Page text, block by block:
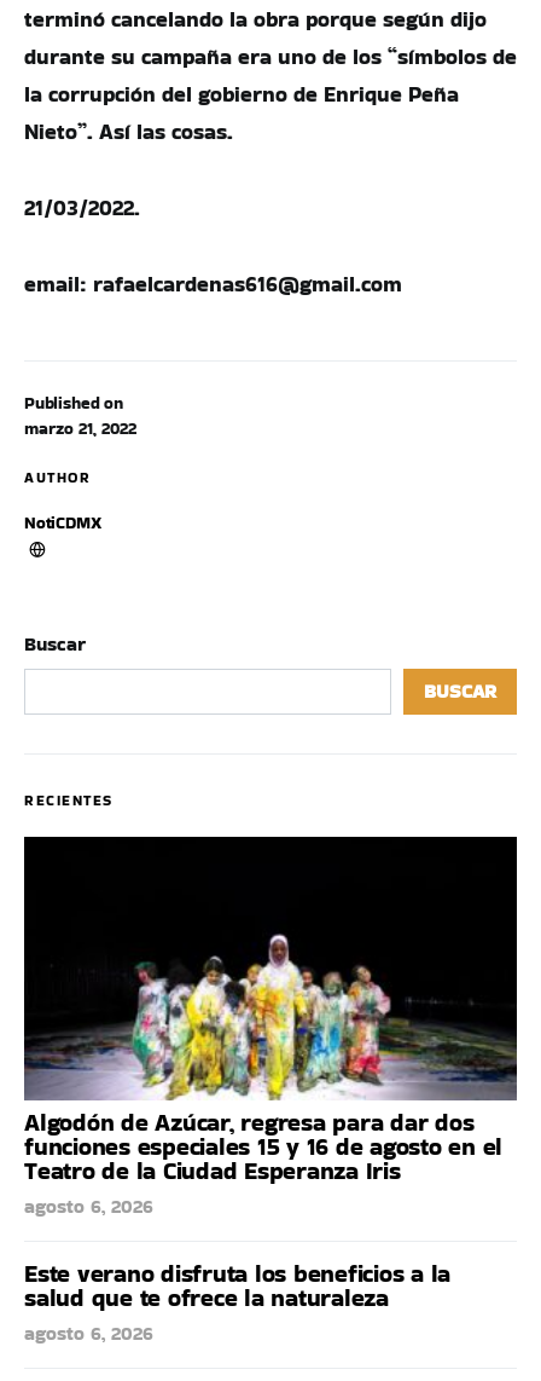
Published on
marzo 21, 2022
AUTHOR
NotiCDMX
terminó cancelando la obra porque según dijo
durante su campaña era uno de los “símbolos de
la corrupción del gobierno de Enrique Peña
Nieto”. Así las cosas.
21/03/2022.
email: rafaelcardenas616@gmail.com
Buscar
BUSCAR
RECIENTES
Algodón de Azúcar, regresa para dar dos
funciones especiales 15 y 16 de agosto en el
Teatro de la Ciudad Esperanza Iris
agosto 6, 2026
Este verano disfruta los beneficios a la
salud que te ofrece la naturaleza
agosto 6, 2026